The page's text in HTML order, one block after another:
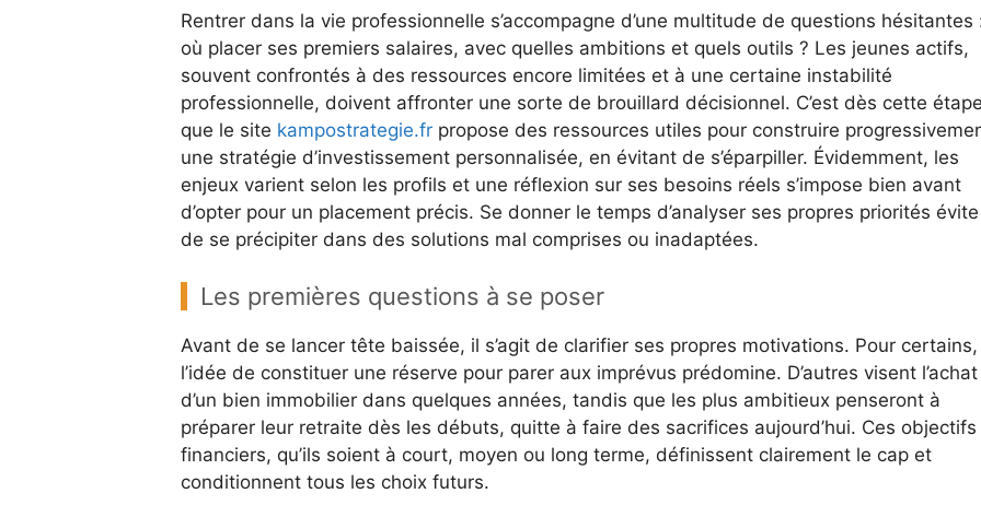
Rentrer dans la vie professionnelle s’accompagne d’une multitude de questions hésitantes
où placer ses premiers salaires, avec quelles ambitions et quels outils ? Les jeunes actifs,
souvent confrontés à des ressources encore limitées et à une certaine instabilité
professionnelle, doivent affronter une sorte de brouillard décisionnel. C’est dès cette
que le site kampostrategie.frpropose des ressources utiles pour construire
une stratégie d’investissement personnalisée, en évitant de s’éparpiller. Évidemment, les
enjeux varient selon les profils et une réflexion sur ses besoins réels s’impose bien avant
d’opter pour un placement précis. Se donner le temps d’analyser ses propres priorités évite
de se précipiter dans des solutions mal comprises ou inadaptées.
Les premières questions à se poser
Avant de se lancer tête baissée, il s’agit de clarifier ses propres motivations. Pour certains,
l’idée de constituer une réserve pour parer aux imprévus prédomine. D’autres visent l’achat
d’un bien immobilier dans quelques années, tandis que les plus ambitieux penseront à
préparer leur retraite dès les débuts, quitte à faire des sacrifices aujourd’hui. Ces objectifs
financiers, qu’ils soient à court, moyen ou long terme, définissent clairement le cap et
conditionnent tous les choix futurs.